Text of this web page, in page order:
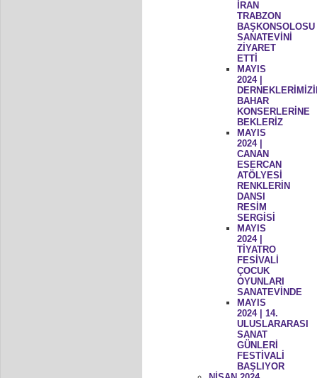
İRAN
TRABZON
BAŞKONSOLOSU
SANATEVİNİ
ZİYARET
ETTİ
MAYIS
2024 |
BAHAR
KONSERLERİNE
BEKLERİZ
MAYIS
2024 |
CANAN
ESERCAN
ATÖLYESİ
RENKLERİN
DANSI
RESİM
SERGİSİ
MAYIS
2024 |
TİYATRO
FESİVALİ
ÇOCUK
OYUNLARI
SANATEVİNDE
MAYIS
2024 | 14.
ULUSLARARASI
SANAT
GÜNLERİ
FESTİVALİ
BAŞLIYOR